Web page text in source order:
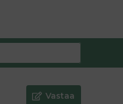
Vastaa